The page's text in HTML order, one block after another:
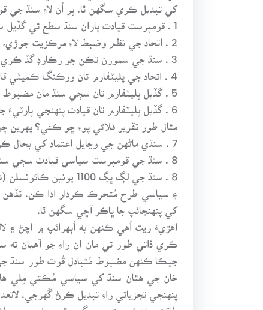
کي تبديل ڪري سگهن ٿا. پر اُن لاءِ سنڌ جي
1 . قومپرست قيادت پاران سنڌ سطع تي گڏيل سياسي پليٽفارم جوڙي هاڻي کان ئي مُتحرڪ ٿي وڃڻ گُهرجي.
6 . گڏيل پليٽفارم تان قيادت پنهنجي
مثال طور تقرير فلاڻي پوءِ ڇو ڪئي؟ پهرين
۽ سياسي طرح مُتحرڪ ڪردار ادا ڪن. تڏهن
کي پنهنجائپ جا ڀاڪر آڇي سگهن ٿا.
اهڙيءَ ريت اُهي ڪنهن به اُٻهرائپ ۾ اچڻ ۽
ڪري ذاتي طور تي مان ان راءِ جو آهيان
جيڪا ڪنهن مضبوط مُتبادل قُوت طور سنڌ
خان جي هٿان سنڌ کي سياسي مُڪتي مِلي ها
پنهنجي تجزياتي راءِ تبديل ڪرڻ گُهرجي.
طاقت سان ئي وڙهي سگهي ٿي. جلسن جي